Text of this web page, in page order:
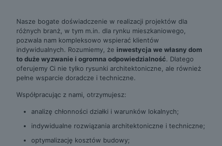
Nasze bogate doświadczenie w realizacji projektów dla
różnych branż, w tym m.in. dla rynku mieszkaniowego,
pozwala nam kompleksowo wspierać klientów
indywidualnych. Rozumiemy, że inwestycja we własny dom
to duże wyzwanie i ogromna odpowiedzialność. Dlatego
oferujemy Ci nie tylko rysunki architektoniczne, ale również
pełne wsparcie doradcze i techniczne.
Współpracując z nami, otrzymujesz:
analizę chłonności działki i warunków lokalnych;
indywidualne rozwiązania architektoniczne i techniczne;
optymalizację kosztów budowy;